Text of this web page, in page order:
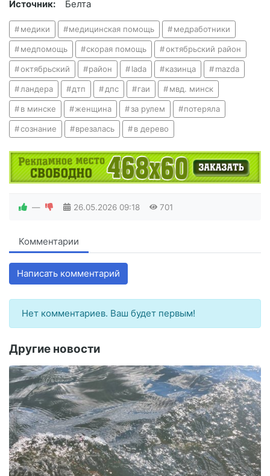
Источник:
Белта
медики медицинская помощь медработники
медпомощь скорая помощь октябрьский район
октябрьский район lada казинца mazda
ландера дтп дпс гаи мвд. минск
в минске женщина за рулем потеряла
сознание врезалась в дерево
— 26.05.2026 09:18 701
Комментарии
Написать комментарий
Нет комментариев. Ваш будет первым!
Другие новости